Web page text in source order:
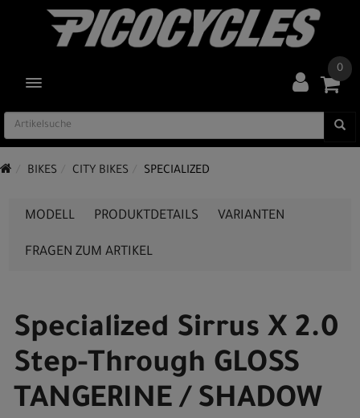
TOGGLE NAVIGATION
0
BIKES CITY BIKES SPECIALIZED
MODELL PRODUKTDETAILS VARIANTEN
FRAGEN ZUM ARTIKEL
Specialized Sirrus X 2.0
Step-Through GLOSS
TANGERINE / SHADOW